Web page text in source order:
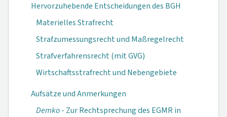
Hervorzuhebende Entscheidungen des BGH
Materielles Strafrecht
Strafzumessungsrecht und Maßregelrecht
Strafverfahrensrecht (mit GVG)
Wirtschaftsstrafrecht und Nebengebiete
Aufsätze und Anmerkungen
Demko- Zur Rechtsprechung des EGMR in